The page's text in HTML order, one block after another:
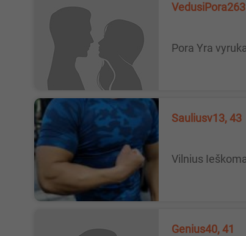
Pora Yra
sauliusv13, 43
Vilnius
genius40, 41